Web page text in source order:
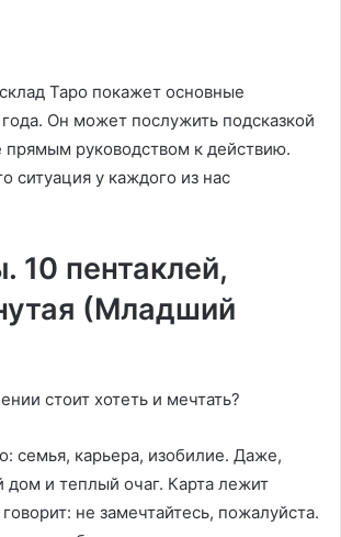
Таро покажет основные
Он может послужить подсказкой
прямым руководством к действию.
ситуация у каждого из нас
10 пентаклей,
(Младший
стоит хотеть и мечтать?
семья, карьера, изобилие. Даже,
дом и теплый очаг. Карта лежит
не замечтайтесь, пожалуйста.